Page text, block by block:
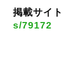
掲載サイト
s/79172